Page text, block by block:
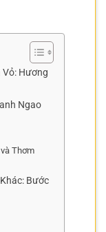
Vỏ: Hương
Ngao
Thơm
Bước